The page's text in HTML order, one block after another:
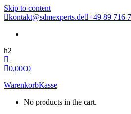
Skip to content
kontakt@sdmexperts.de +49 89 716
h2
0,00€0
WarenkorbKasse
No products in the cart.